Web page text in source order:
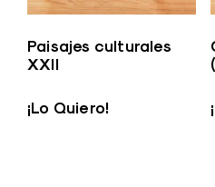
Paisajes culturales
XXII
¡Lo Quiero!